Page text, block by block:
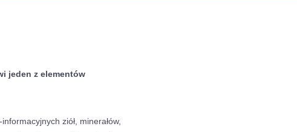
jeden z elementów
ziół, minerałów,